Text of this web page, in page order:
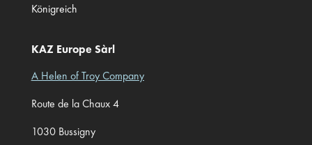
Königreich
KAZ Europe Sàrl
A Helen of Troy Company
Route de la Chaux 4
1030 Bussigny